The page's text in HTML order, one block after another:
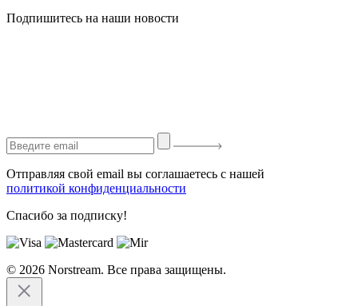
Подпишитесь на наши новости
Отправляя свой email вы соглашаетесь с нашей
политикой конфиденциальности
Спасибо за подписку!
© 2026 Norstream. Все права защищены.